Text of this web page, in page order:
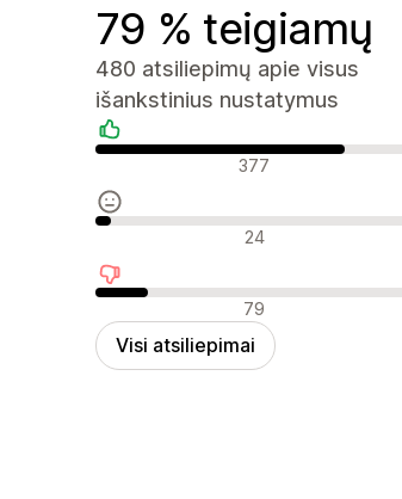
79 % teigiamų
480 atsiliepimų apie visus
išankstinius nustatymus
Teigiami atsiliepimai
377
Neutralūs atsiliepimai
24
Neigiami atsiliepimai
79
Visi atsiliepimai